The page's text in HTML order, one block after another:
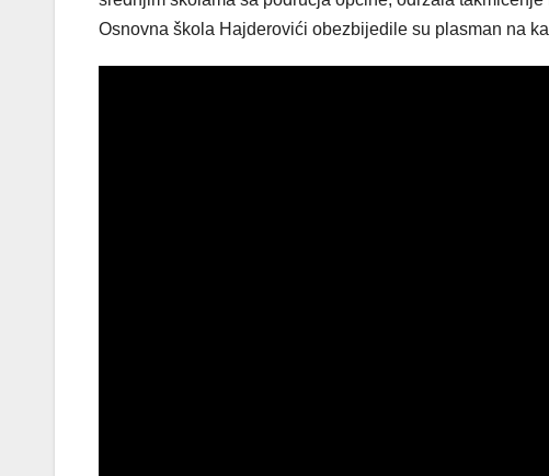
Osnovna škola Hajderovići obezbijedile su plasman na